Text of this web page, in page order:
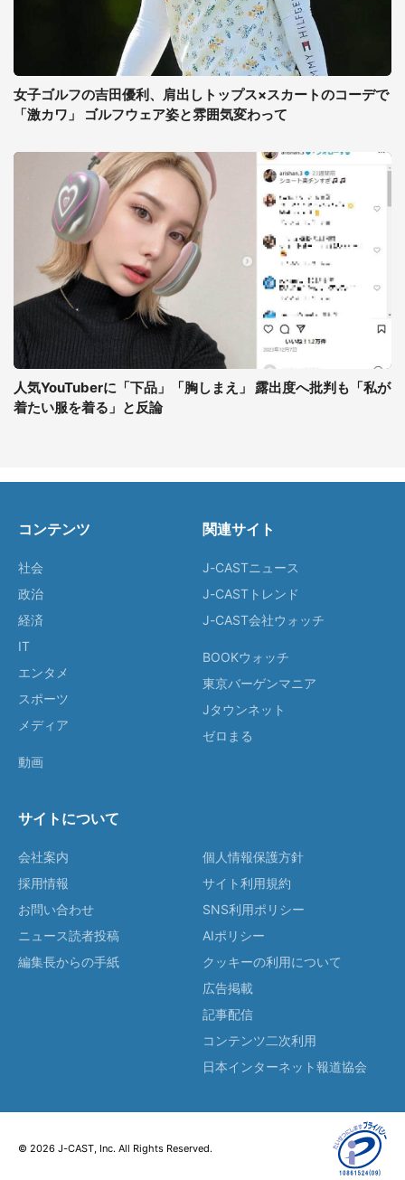
女子ゴルフの吉田優利、肩出しトップス×スカートのコーデで
「激カワ」 ゴルフウェア姿と雰囲気変わって
人気YouTuberに「下品」「胸しまえ」 露出度へ批判も「私が
着たい服を着る」と反論
コンテンツ
社会
政治
経済
IT
エンタメ
スポーツ
メディア
動画
関連サイト
J-CASTニュース
J-CASTトレンド
J-CAST会社ウォッチ
BOOKウォッチ
東京バーゲンマニア
Jタウンネット
ゼロまる
サイトについて
会社案内
採用情報
お問い合わせ
ニュース読者投稿
編集長からの手紙
個人情報保護方針
サイト利用規約
SNS利用ポリシー
AIポリシー
クッキーの利用について
広告掲載
記事配信
コンテンツ二次利用
日本インターネット報道協会
© 2026 J-CAST, Inc. All Rights Reserved.